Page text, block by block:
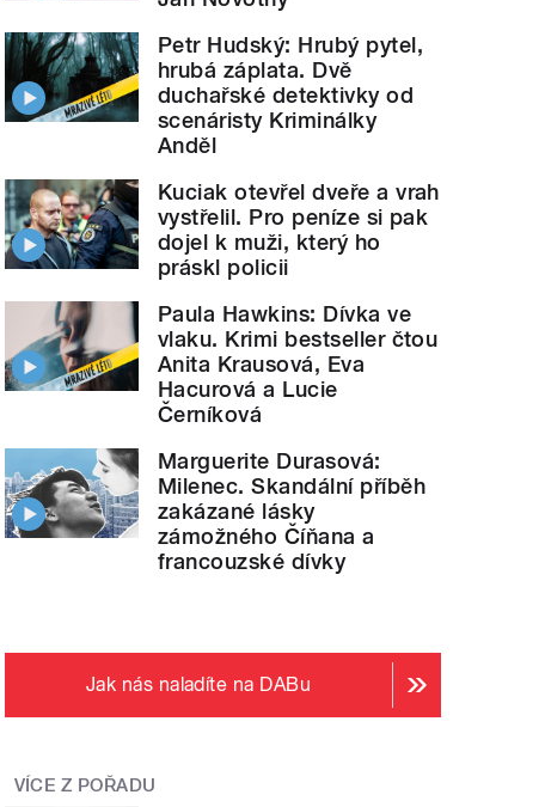
Petr Hudský: Hrubý pytel,
hrubá záplata. Dvě
duchařské detektivky od
scenáristy Kriminálky
Anděl
Kuciak otevřel dveře a vrah
vystřelil. Pro peníze si pak
dojel k muži, který ho
práskl policii
Paula Hawkins: Dívka ve
vlaku. Krimi bestseller čtou
Anita Krausová, Eva
Hacurová a Lucie
Černíková
Marguerite Durasová:
Milenec. Skandální příběh
zakázané lásky
zámožného Číňana a
francouzské dívky
Jak nás naladíte na DABu
VÍCE Z POŘADU